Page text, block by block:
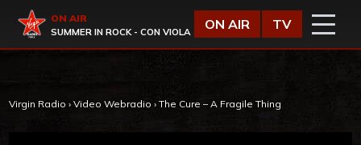
Virgin Radio
ON AIR
SUMMER IN ROCK - CON VIOLA
ON AIR TV
Virgin Radio › Video Webradio › The Cure – A Fragile Thing